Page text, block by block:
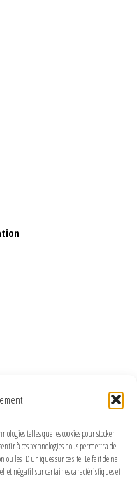
telles que les cookies pour stocker
à ces technologies nous permettra de
les ID uniques sur ce site. Le fait de ne
négatif sur certaines caractéristiques et